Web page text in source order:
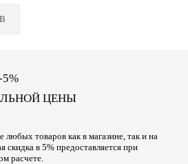
ЦЕНЫ
любых товаров как в магазине, так и на
скидка в 5% предоставляется при
расчете.